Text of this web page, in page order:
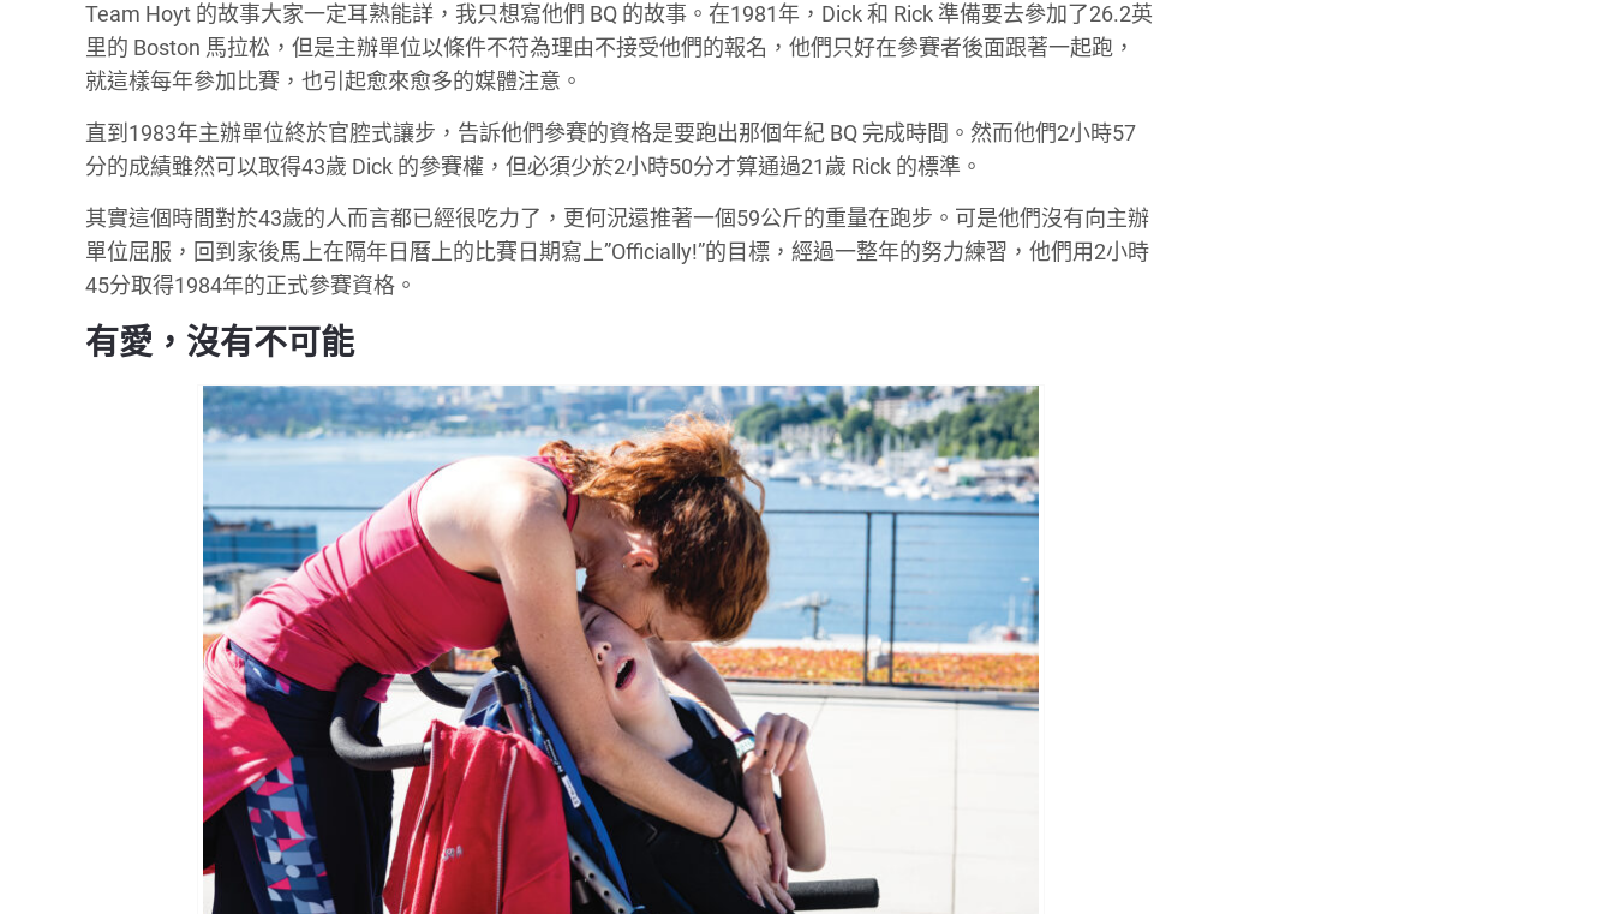
Team Hoyt 的故事大家一定耳熟能詳，我只想寫他們 BQ 的故事。在1981年， Dick和 Rick 準備要去參加了26.2英
里的 Boston 馬拉松，但是主辦單位以條件不符為理由不接受他們的報名，他們只好在參賽者後面跟著一起跑，
就這樣每年參加比賽，也引起愈來愈多的媒體注意。
直到 1983年主辦單位終於官腔式讓步，告訴他們參賽的資格是要跑出那個年紀 BQ 完成時間。然而他們2小時57
分的成績雖然可以取得43歲 Dick 的參賽權，但必須少於2小時50分才算通過21歲 Rick 的標準。
其實這個時間對於43歲的人而言都已經很吃力了，更何況還推著一個59公斤的重量在跑步。可是他們沒有向主辦
單位屈服，回到家後馬上在隔年日曆上的比賽日期寫上”Officially!”的目標，經過一整年的努力練習，他們用2小時
45分取得1984年的正式參賽資格。
有愛，沒有不可能